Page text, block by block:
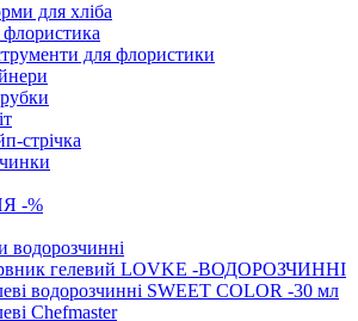
для хліба
для флористики
стрічка
-%
водорозчинні
гелевий LOVKE -ВОДОРОЗЧИННІ
водорозчинні SWEET COLOR -30 мл
Chefmaster